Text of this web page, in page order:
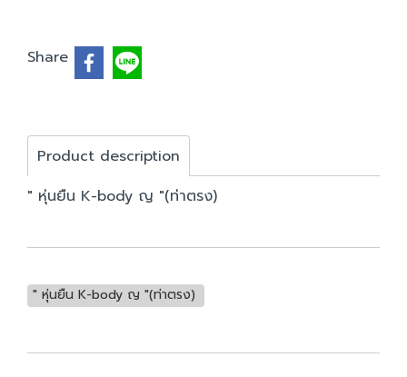
Share
Product description
" หุ่นยืน K-body ญ "(ท่าตรง)
" หุ่นยืน K-body ญ "(ท่าตรง)